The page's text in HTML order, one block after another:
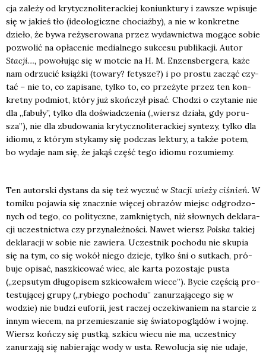
cja zale­ży od kry­tycz­no­li­te­rac­kiej koniunk­tu­ry i zawsze wpi­su­je
się w jakieś tło (ide­olo­gicz­ne cho­ciaż­by), a nie w kon­kret­ne
dzie­ło, że bywa reży­se­ro­wa­na przez wydaw­nic­twa mogą­ce sobie
pozwo­lić na opła­ce­nie medial­ne­go suk­ce­su publi­ka­cji. Autor
Sta­cji…, powo­łu­jąc się w mot­cie na H. M. Enzens­ber­ge­ra, każe
nam odrzu­cić książ­ki (towa­ry? fety­sze?) i po pro­stu zacząć czy­
tać – nie to, co zapi­sa­ne, tyl­ko to, co prze­ży­te przez ten kon­
kret­ny pod­miot, któ­ry już skoń­czył pisać. Cho­dzi o czy­ta­nie nie
dla „fabu­ły”, tyl­ko dla doświad­cze­nia („wiersz dzia­ła, gdy poru­
sza”), nie dla zbu­do­wa­nia kry­tycz­no­li­te­rac­kiej syn­te­zy, tyl­ko dla
idio­mu, z któ­rym sty­ka­my się pod­czas lek­tu­ry, a tak­że potem,
bo wyda­je nam się, że jakąś część tego idio­mu rozu­mie­my.
Ten autor­ski dystans da się też wyczuć w Sta­cji wie­ży ciśnień. W
tomi­ku poja­wia się znacz­nie wię­cej obra­zów miejsc odgro­dzo­
nych od tego, co poli­tycz­ne, zamknię­tych, niż słow­nych dekla­ra­
cji uczest­nic­twa czy przy­na­leż­no­ści. Nawet wiersz Pol­ska takiej
dekla­ra­cji w sobie nie zawie­ra. Uczest­nik pocho­du nie sku­pia
się na tym, co się wokół nie­go dzie­je, tyl­ko śni o sut­kach, pró­
bu­je opi­sać, naszki­co­wać wiec, ale kar­ta pozo­sta­je pusta
(„zepsu­tym dłu­go­pi­sem szki­co­wa­łem wie­ce”). Bycie czę­ścią pro­
te­stu­ją­cej gru­py („rybie­go pocho­du” zanu­rza­ją­ce­go się w
wodzie) nie budzi eufo­rii, jest raczej ocze­ki­wa­niem na star­cie z
innym wie­cem, na prze­mie­sza­nie się świa­to­po­glą­dów i woj­nę.
Wiersz koń­czy się pust­ką, szki­cu wie­cu nie ma, uczest­ni­cy
zanu­rza­ją się nabie­ra­jąc wody w usta. Rewo­lu­cja się nie uda­je,